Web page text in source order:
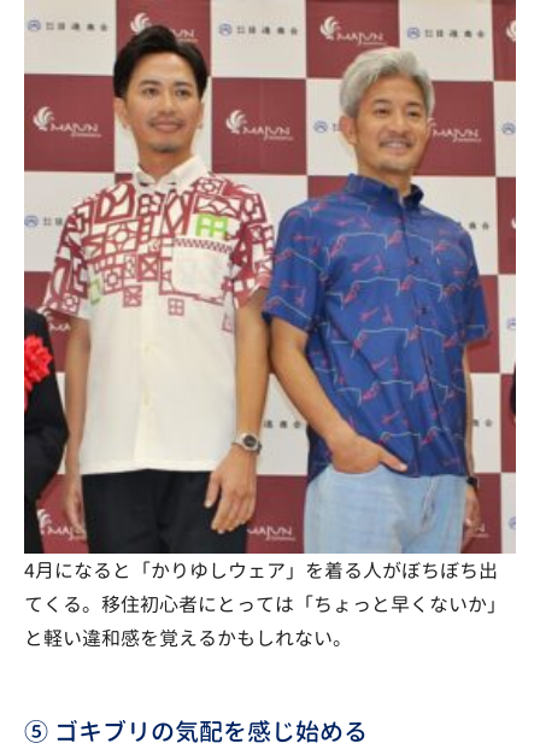
4月になると「かりゆしウェア」を着る人がぼちぼち出
てくる。移住初心者にとっては「ちょっと早くないか」
と軽い違和感を覚えるかもしれない。
⑤ ゴキブリの気配を感じ始める